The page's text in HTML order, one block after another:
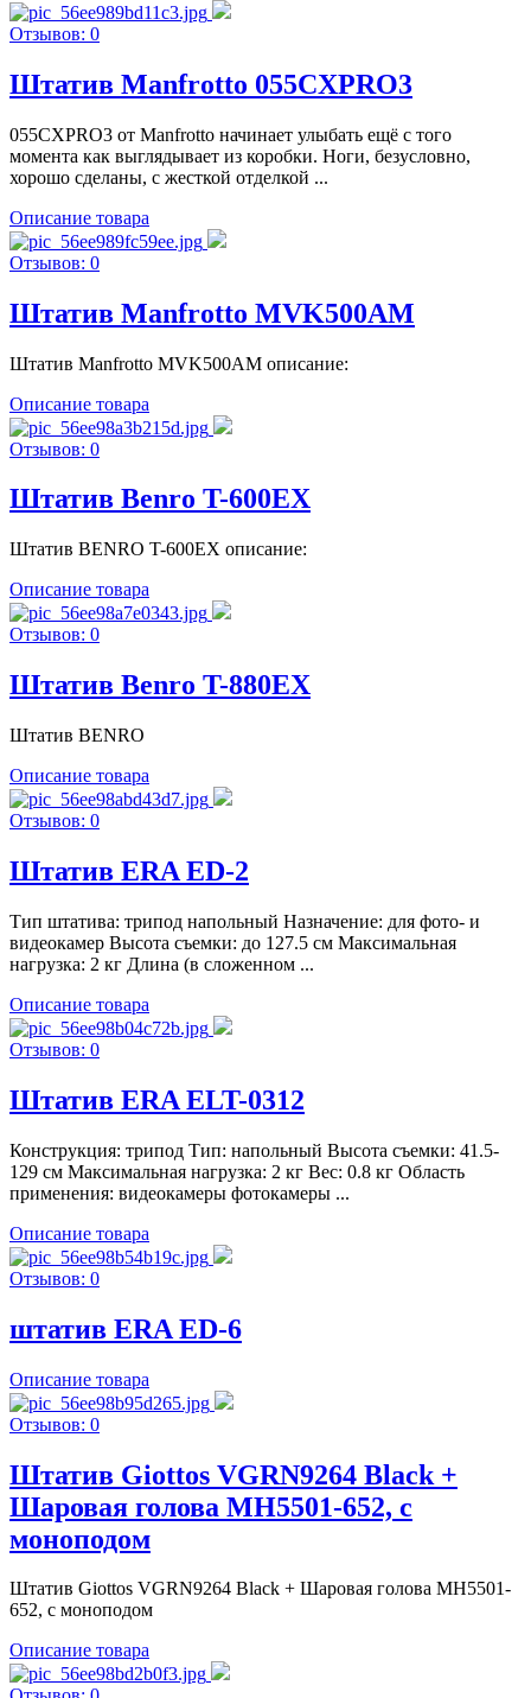
Отзывов: 0
Штатив Manfrotto 055CXPRO3
055CXPRO3 от Manfrotto начинает улыбать ещё с того
момента как выглядывает из коробки. Ноги, безусловно,
хорошо сделаны, с жесткой отделкой ...
Описание товара
Отзывов: 0
Штатив Manfrotto MVK500AM
Штатив Manfrotto MVK500AM описание:
Описание товара
Отзывов: 0
Штатив Benro T-600EX
Штатив BENRO T-600EX описание:
Описание товара
Отзывов: 0
Штатив Benro T-880EX
Штатив BENRO
Описание товара
Отзывов: 0
Штатив ERA ED-2
Тип штатива: трипод напольный Назначение: для фото- и
видеокамер Высота съемки: до 127.5 см Максимальная
нагрузка: 2 кг Длина (в сложенном ...
Описание товара
Отзывов: 0
Штатив ERA ELT-0312
Конструкция: трипод Тип: напольный Высота съемки: 41.5-
129 см Максимальная нагрузка: 2 кг Вес: 0.8 кг Область
применения: видеокамеры фотокамеры ...
Описание товара
Отзывов: 0
штатив ERA ED-6
Описание товара
Отзывов: 0
Штатив Giottos VGRN9264 Black +
Шаровая голова MH5501-652, с
моноподом
Штатив Giottos VGRN9264 Black + Шаровая голова MH5501-
652, с моноподом
Описание товара